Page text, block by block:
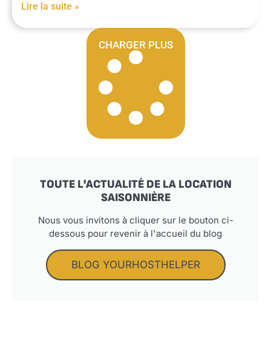
Lire la suite »
CHARGER PLUS
TOUTE L'ACTUALITÉ DE LA LOCATION
SAISONNIÈRE
Nous vous invitons à cliquer sur le bouton ci-
dessous pour revenir à l'accueil du blog
BLOG YOURHOSTHELPER